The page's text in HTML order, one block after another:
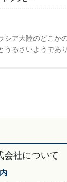
シア大陸のどこか
うるさいようであ
会社について